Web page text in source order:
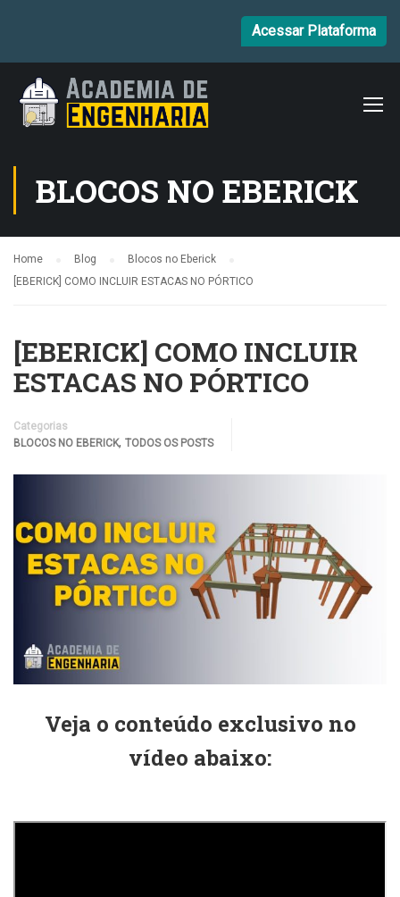
Acessar Plataforma
BLOCOS NO EBERICK
Home Blog
Blocos no Eberick
[EBERICK] COMO INCLUIR ESTACAS NO PÓRTICO
[EBERICK] COMO INCLUIR
ESTACAS NO PÓRTICO
Categorias
BLOCOS NO EBERICK, TODOS OS POSTS
Veja o conteúdo exclusivo no
vídeo abaixo: